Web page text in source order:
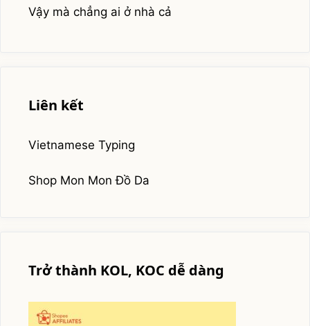
Vậy mà chẳng ai ở nhà cả
Liên kết
Vietnamese Typing
Shop Mon Mon Đồ Da
Trở thành KOL, KOC dễ dàng